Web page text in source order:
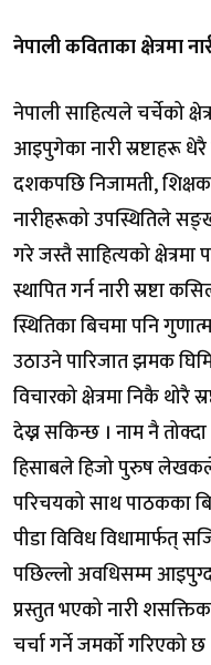
नेपाली कविताका क्षेत्रमा
नेपाली साहित्यले चर्चेको
आइपुगेका नारी स्रष्टाहरू
दशकपछि निजामती, शिक्षक,
नारीहरूको उपस्थितिले
गरे जस्तै साहित्यको क्षेत्रमा
स्थापित गर्न नारी स्रष्टा
स्थितिका बिचमा पनि
उठाउने पारिजात झमक
विचारको क्षेत्रमा निकै थोरै
देख्न सकिन्छ । नाम नै
हिसाबले हिजो पुरुष लेखकले
परिचयको साथ पाठकका
पीडा विविध विधामार्फत्
पछिल्लो अवधिसम्म
प्रस्तुत भएको नारी
चर्चा गर्ने जमर्को गरिएको छ